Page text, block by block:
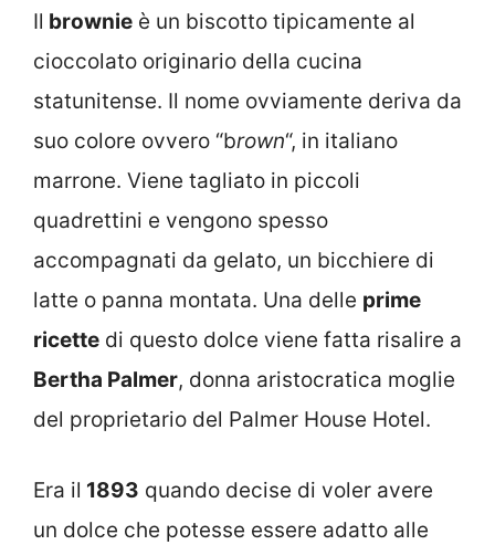
Il brownie è un biscotto tipicamente al
cioccolato originario della cucina
statunitense. Il nome ovviamente deriva da
suo colore ovvero “brown“, in italiano
marrone. Viene tagliato in piccoli
quadrettini e vengono spesso
accompagnati da gelato, un bicchiere di
latte o panna montata. Una delle prime
ricette di questo dolce viene fatta risalire a
Bertha Palmer, donna aristocratica moglie
del proprietario del Palmer House Hotel.
Era il 1893 quando decise di voler avere
un dolce che potesse essere adatto alle